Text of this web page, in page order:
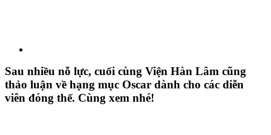
Sau nhiều nỗ lực, cuối cùng Viện Hàn Lâm cũng
thảo luận về hạng mục Oscar dành cho các diễn
viên đóng thế. Cùng xem nhé!